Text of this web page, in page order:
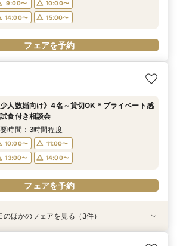
9:00〜
10:00〜
14:00〜
15:00〜
フェアを予約
少人数婚向け》4名～貸切OK＊プライベート感
食付き相談会
時間：3時間程度
10:00〜
11:00〜
13:00〜
14:00〜
フェアを予約
のほかのフェアを見る（3件）